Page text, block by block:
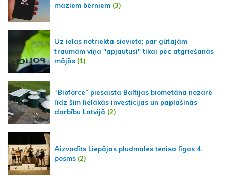
maziem bērniem (3)
Uz ielas notriekta sieviete; par gūtajām
traumām viņa "apjautusi" tikai pēc atgriešanās
mājās (1)
“Bioforce” piesaista Baltijas biometāna nozarē
līdz šim lielākās investīcijas un paplašinās
darbību Latvijā (2)
Aizvadīts Liepājas pludmales tenisa līgas 4.
posms (2)